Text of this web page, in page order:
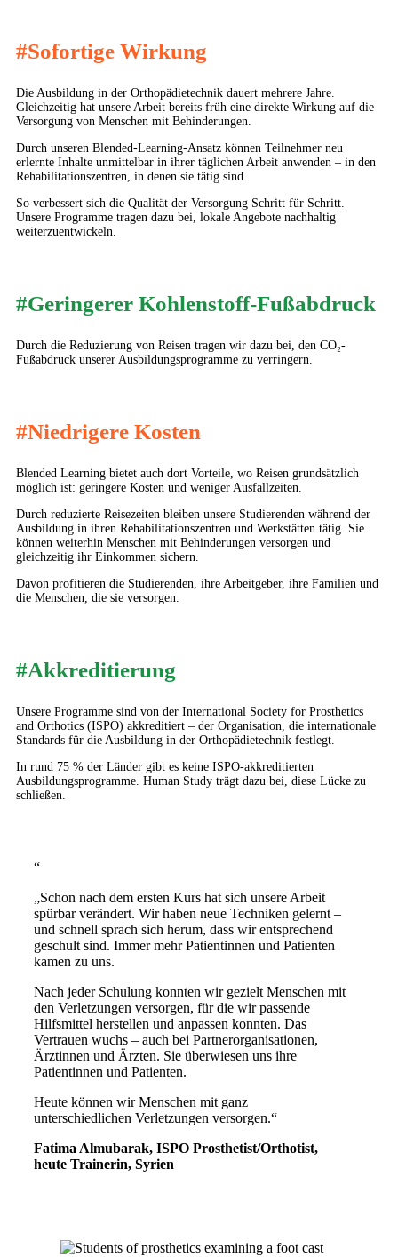
#Sofortige Wirkung
Die Ausbildung in der Orthopädietechnik dauert mehrere Jahre.
Gleichzeitig hat unsere Arbeit bereits früh eine direkte Wirkung auf die
Versorgung von Menschen mit Behinderungen.
Durch unseren Blended-Learning-Ansatz können Teilnehmer neu
erlernte Inhalte unmittelbar in ihrer täglichen Arbeit anwenden – in den
Rehabilitationszentren, in denen sie tätig sind.
So verbessert sich die Qualität der Versorgung Schritt für Schritt.
Unsere Programme tragen dazu bei, lokale Angebote nachhaltig
weiterzuentwickeln.
#Geringerer Kohlenstoff-Fußabdruck
Durch die Reduzierung von Reisen tragen wir dazu bei, den CO₂-
Fußabdruck unserer Ausbildungsprogramme zu verringern.
#Niedrigere Kosten
Blended Learning bietet auch dort Vorteile, wo Reisen grundsätzlich
möglich ist: geringere Kosten und weniger Ausfallzeiten.
Durch reduzierte Reisezeiten bleiben unsere Studierenden während der
Ausbildung in ihren Rehabilitationszentren und Werkstätten tätig. Sie
können weiterhin Menschen mit Behinderungen versorgen und
gleichzeitig ihr Einkommen sichern.
Davon profitieren die Studierenden, ihre Arbeitgeber, ihre Familien und
die Menschen, die sie versorgen.
#Akkreditierung
Unsere Programme sind von der International Society for Prosthetics
and Orthotics (ISPO) akkreditiert – der Organisation, die internationale
Standards für die Ausbildung in der Orthopädietechnik festlegt.
In rund 75 % der Länder gibt es keine ISPO-akkreditierten
Ausbildungsprogramme. Human Study trägt dazu bei, diese Lücke zu
schließen.
“
„Schon nach dem ersten Kurs hat sich unsere Arbeit
spürbar verändert. Wir haben neue Techniken gelernt –
und schnell sprach sich herum, dass wir entsprechend
geschult sind. Immer mehr Patientinnen und Patienten
kamen zu uns.
Nach jeder Schulung konnten wir gezielt Menschen mit
den Verletzungen versorgen, für die wir passende
Hilfsmittel herstellen und anpassen konnten. Das
Vertrauen wuchs – auch bei Partnerorganisationen,
Ärztinnen und Ärzten. Sie überwiesen uns ihre
Patientinnen und Patienten.
Heute können wir Menschen mit ganz
unterschiedlichen Verletzungen versorgen.“
Fatima Almubarak, ISPO Prosthetist/Orthotist,
heute Trainerin, Syrien